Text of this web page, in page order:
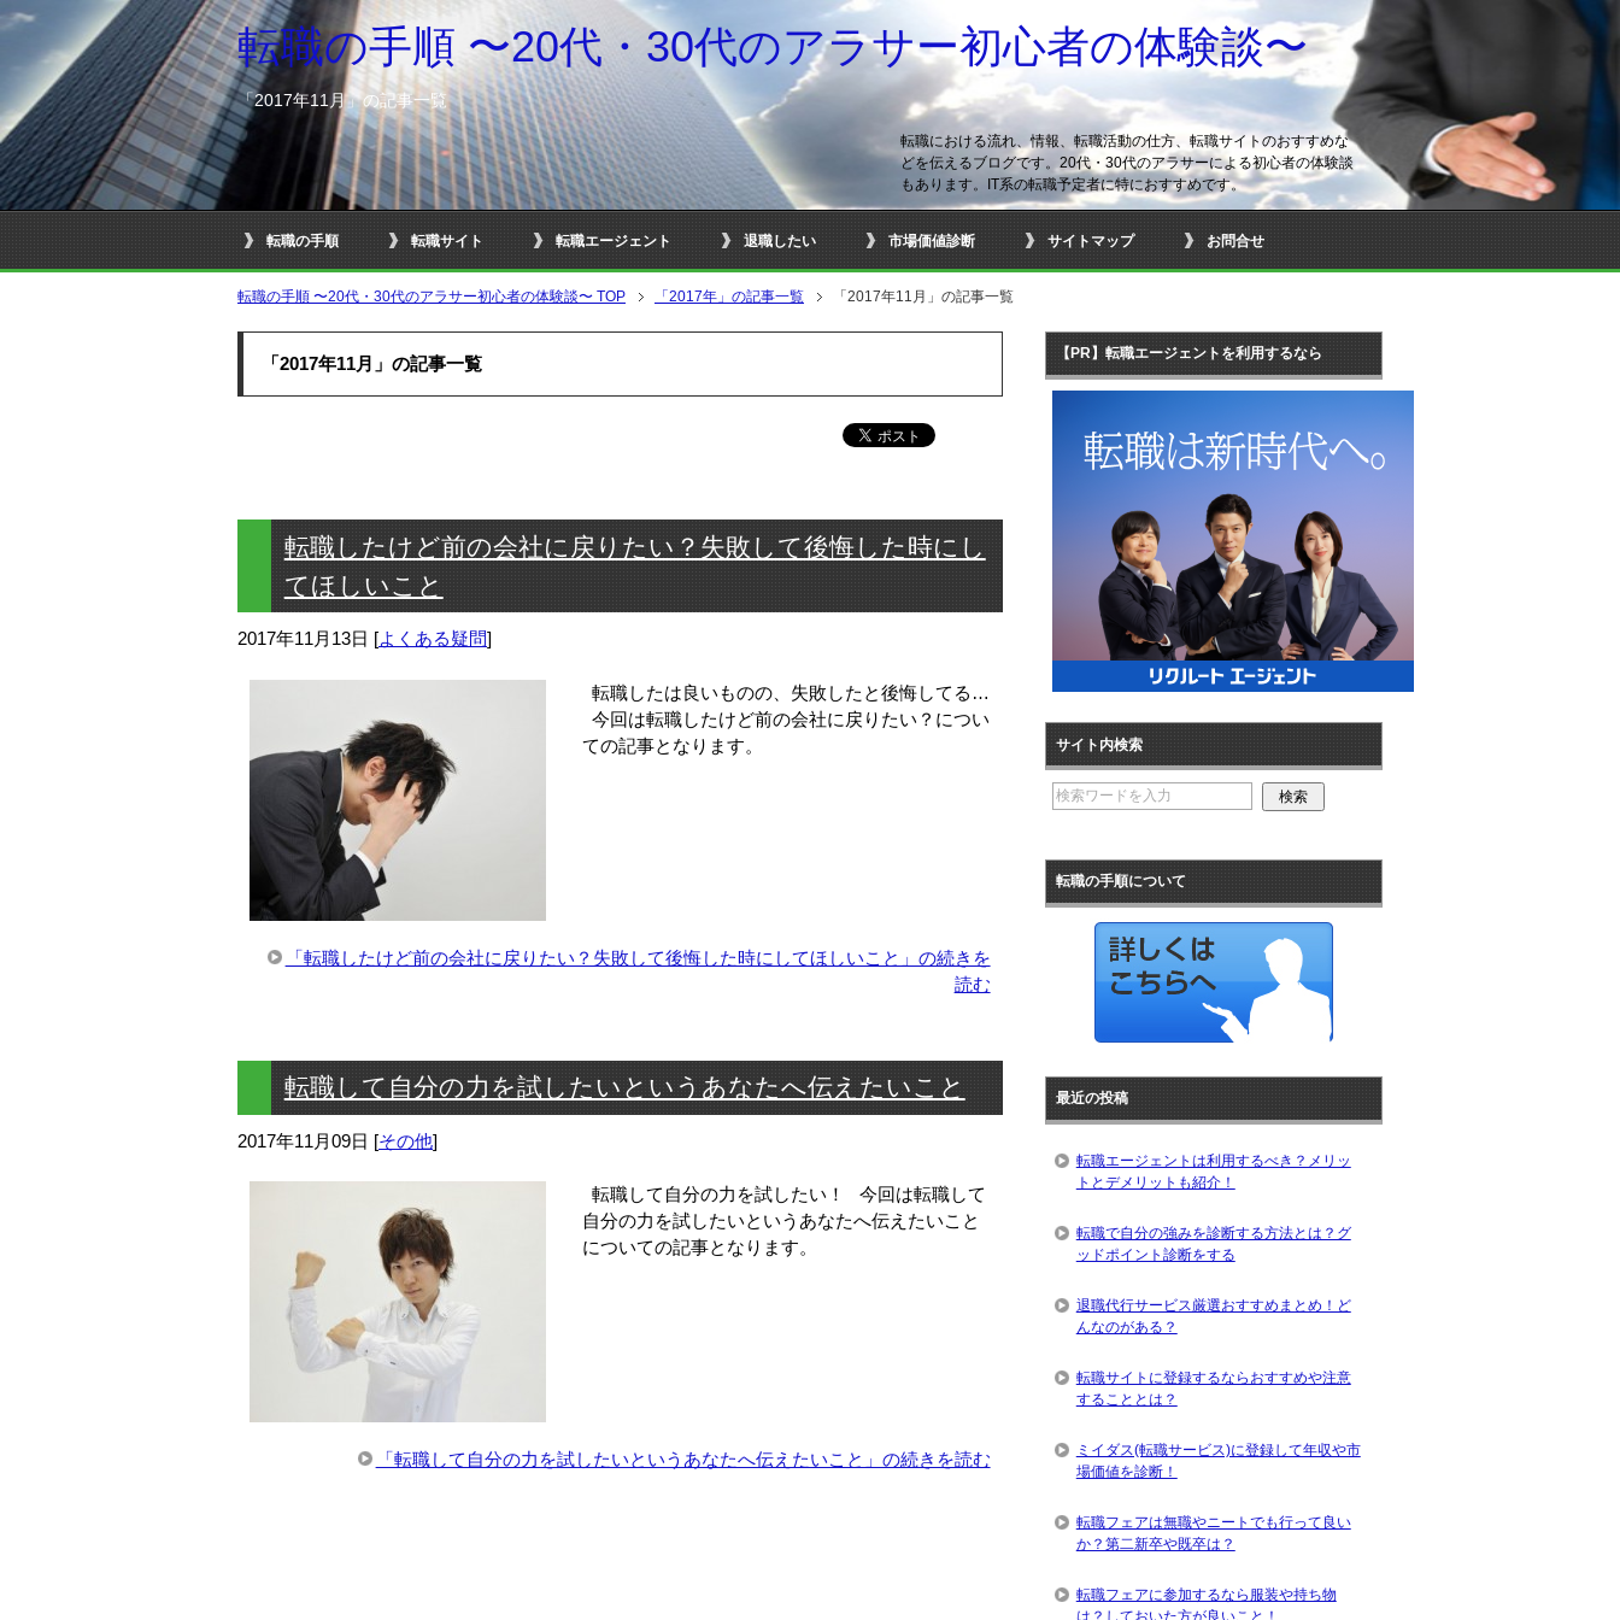
転職の手順 〜20代・30代のアラサー初心者の体験談〜
「2017年11月」の記事一覧
転職における流れ、情報、転職活動の仕方、転職サイトのおすすめな
どを伝えるブログです。20代・30代のアラサーによる初心者の体験談
もあります。IT系の転職予定者に特におすすめです。
転職の手順 転職サイト 転職エージェント 退職したい 市場価値診断 サイトマップ お問合せ
転職の手順 〜20代・30代のアラサー初心者の体験談〜 TOP 「2017年」の記事一覧 「2017年11月」の記事一覧
「2017年11月」の記事一覧
転職したけど前の会社に戻りたい？失敗して後悔した時にし
てほしいこと
2017年11月13日 [よくある疑問]
転職したは良いものの、失敗したと後悔してる…
今回は転職したけど前の会社に戻りたい？につい
ての記事となります。
「転職したけど前の会社に戻りたい？失敗して後悔した時にしてほしいこと」の続きを
読む
転職して自分の力を試したいというあなたへ伝えたいこと
2017年11月09日 [その他]
転職して自分の力を試したい！ 今回は転職して
自分の力を試したいというあなたへ伝えたいこと
についての記事となります。
「転職して自分の力を試したいというあなたへ伝えたいこと」の続きを読む
【PR】転職エージェントを利用するなら
サイト内検索
転職の手順について
最近の投稿
転職エージェントは利用するべき？メリッ
トとデメリットも紹介！
転職で自分の強みを診断する方法とは？グ
ッドポイント診断をする
退職代行サービス厳選おすすめまとめ！ど
んなのがある？
転職サイトに登録するならおすすめや注意
することとは？
ミイダス(転職サービス)に登録して年収や市
場価値を診断！
転職フェアは無職やニートでも行って良い
か？第二新卒や既卒は？
転職フェアに参加するなら服装や持ち物